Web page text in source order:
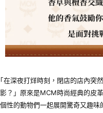
｢在深夜打烊時刻，閉店的店內
影？」原來是MCM時尚經典的皮
個性的動物們一起展開驚奇又趣